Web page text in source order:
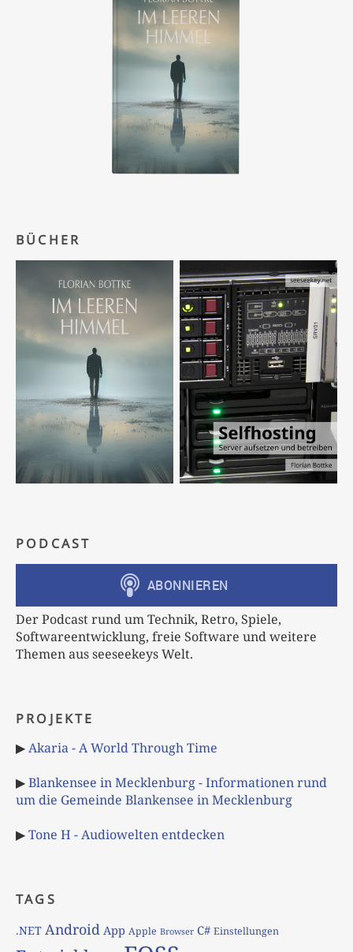
BÜCHER
PODCAST
Der Podcast rund um Technik, Retro, Spiele,
Softwareentwicklung, freie Software und weitere
Themen aus seeseekeys Welt.
PROJEKTE
▶Akaria - A World Through Time
▶Blankensee in Mecklenburg - Informationen rund
um die Gemeinde Blankensee in Mecklenburg
▶Tone H - Audiowelten entdecken
TAGS
.NET Android App Apple Browser C# Einstellungen